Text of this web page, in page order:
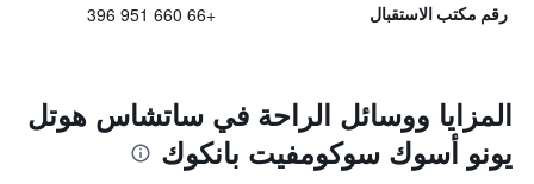
رقم مكتب الاستقبال +66 660 951 396
المزايا ووسائل الراحة في ساتشاس هوتل
يونو أسوك سوكومفيت بانكوك